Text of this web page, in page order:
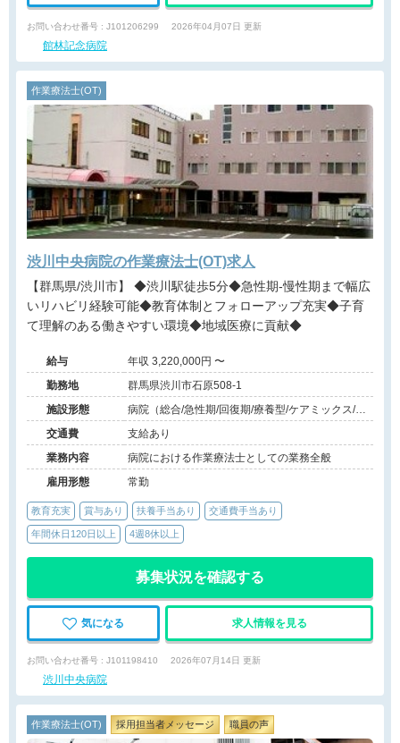
お問い合わせ番号 : J101206299 2026年04月07日 更新
館林記念病院
作業療法士(OT)
渋川中央病院の作業療法士(OT)求人
【群馬県/渋川市】 ◆渋川駅徒歩5分◆急性期-慢性期まで幅広
いリハビリ経験可能◆教育体制とフォローアップ充実◆子育
て理解のある働きやすい環境◆地域医療に貢献◆
給与
年収 3,220,000円 〜
勤務地
群馬県渋川市石原508-1
施設形態
病院（総合/急性期/回復期/療養型/ケアミックス/外
来）、介護保険関連施設（デイケア/訪問看護・リ
ハ）
交通費
支給あり
業務内容
病院における作業療法士としての業務全般
雇用形態
常勤
教育充実 賞与あり 扶養手当あり 交通費手当あり
年間休日120日以上 4週8休以上
募集状況を確認する
気になる 求人情報を見る
お問い合わせ番号 : J101198410 2026年07月14日 更新
渋川中央病院
作業療法士(OT) 採用担当者メッセージ 職員の声